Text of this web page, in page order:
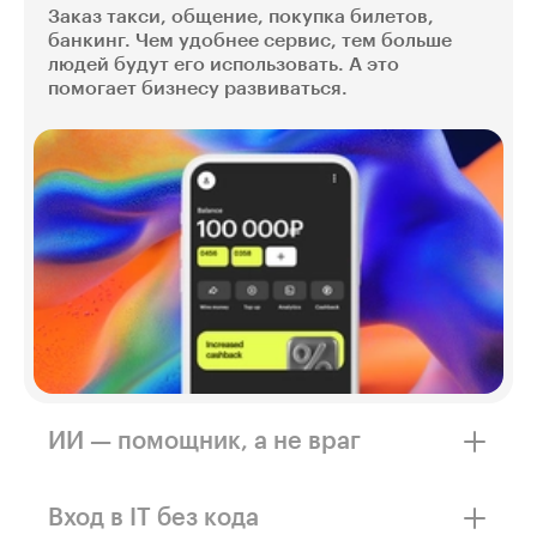
Заказ такси, общение, покупка билетов,
банкинг. Чем удобнее сервис, тем больше
людей будут его использовать. А это
помогает бизнесу развиваться.
ИИ — помощник, а не враг
работу. Только специалист может
Вход в IT без кода